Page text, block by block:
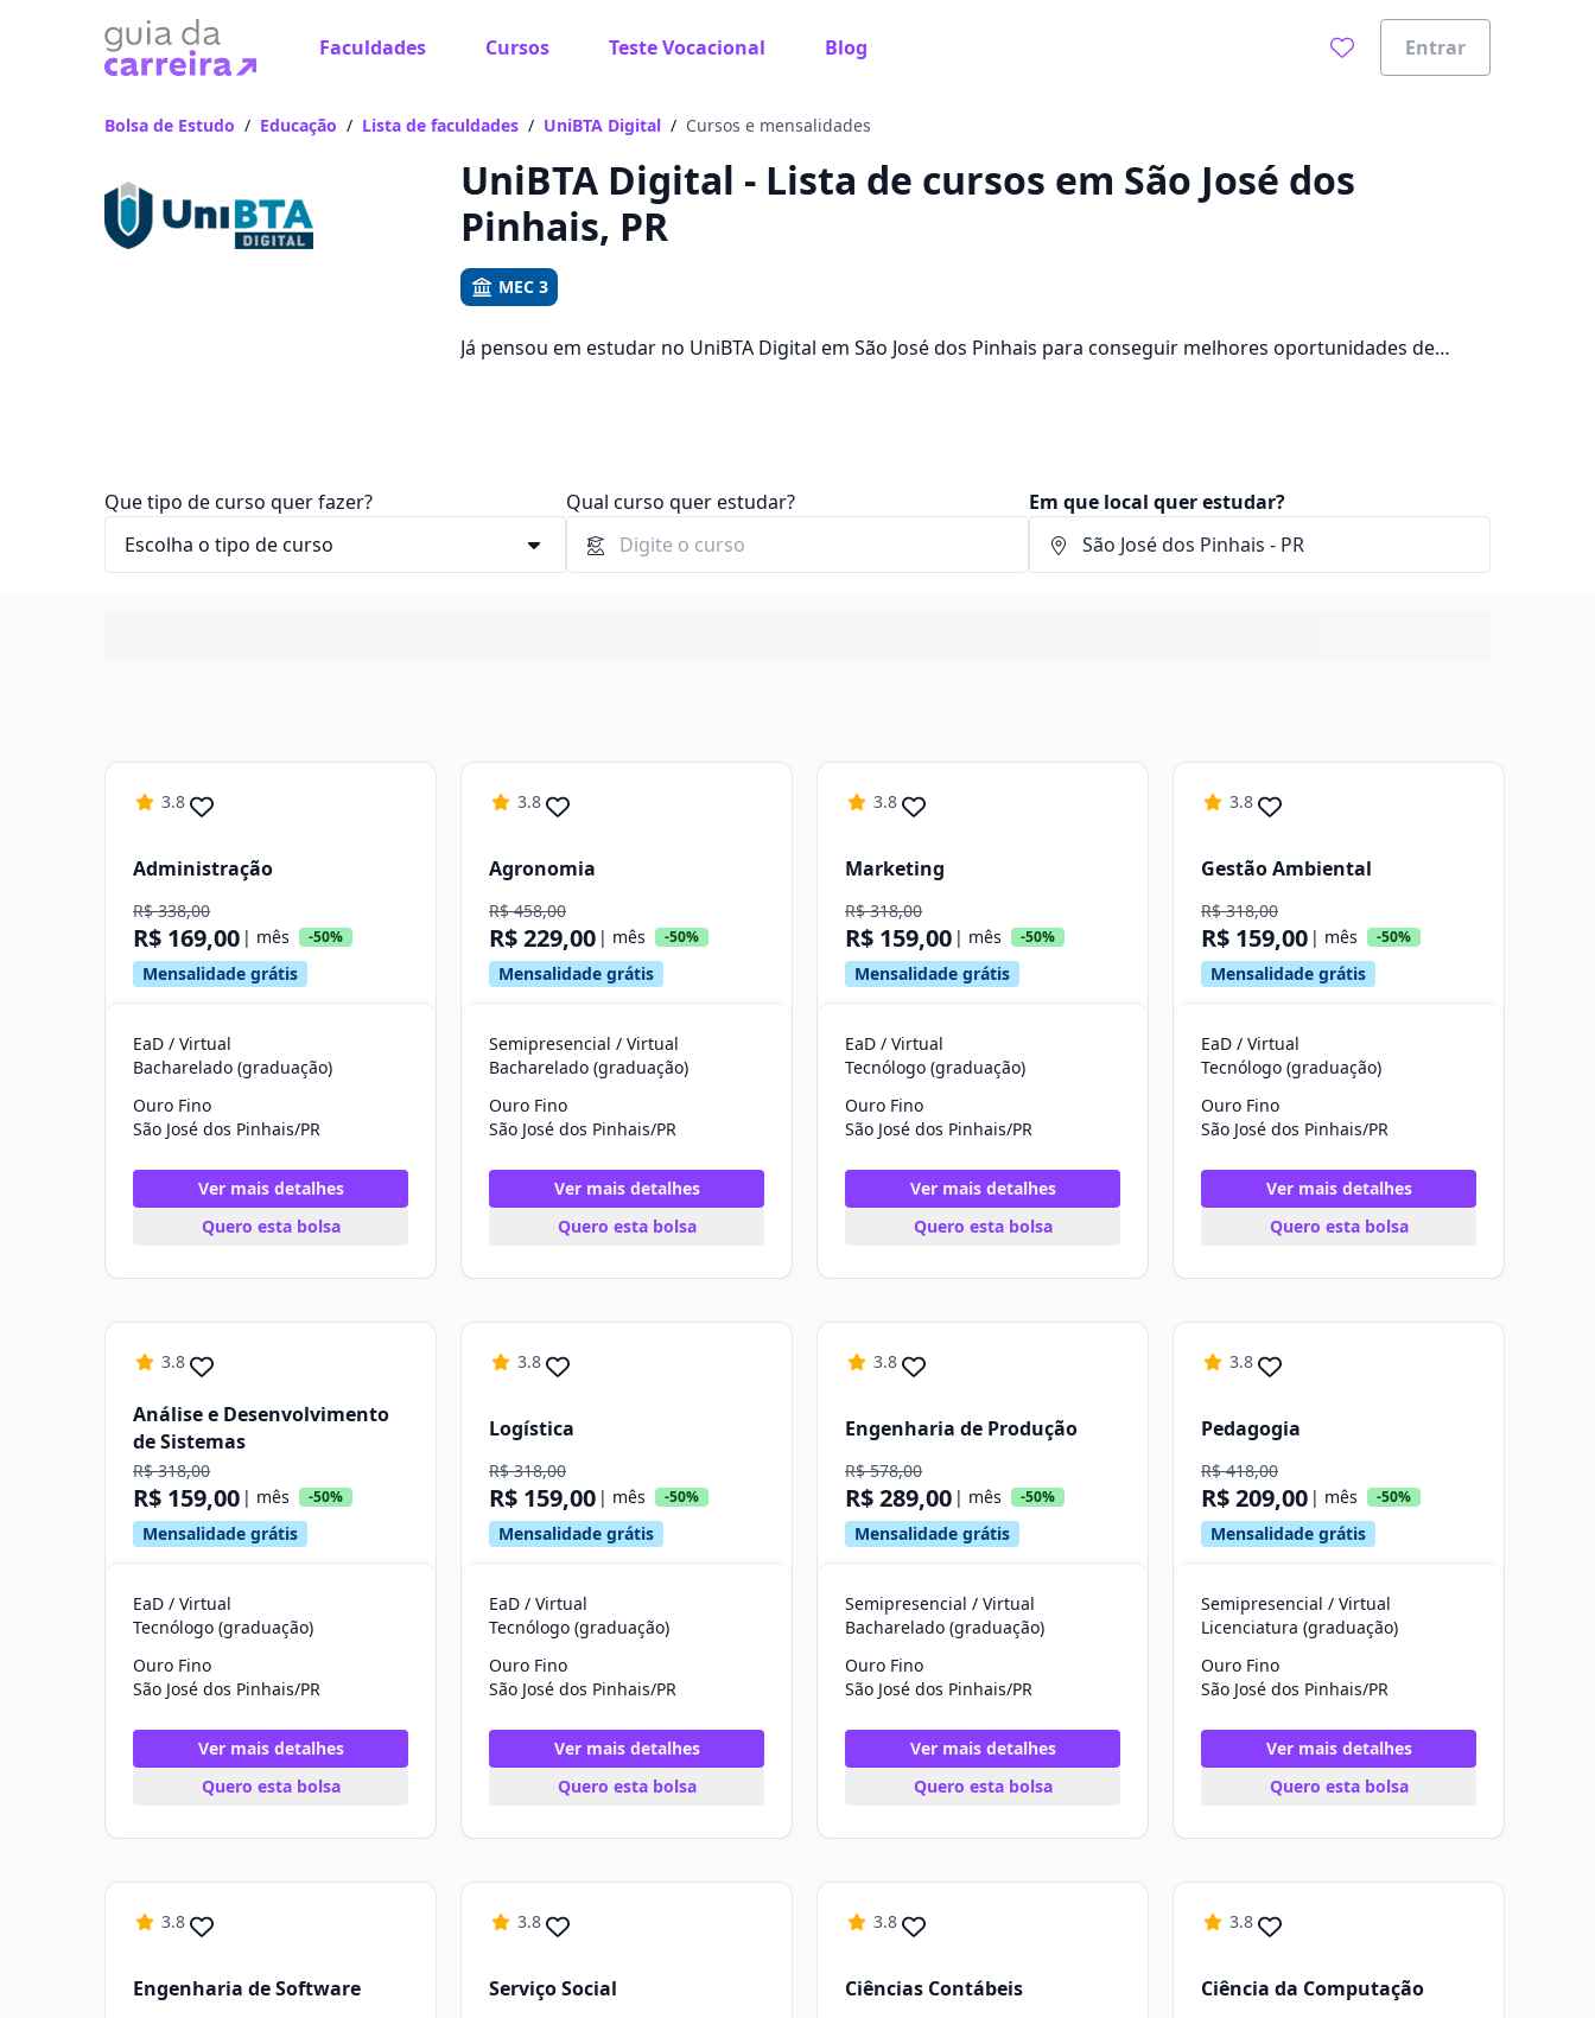
Faculdades Cursos Teste Vocacional Blog Entrar
Vamos te guiar no caminho ideal para seus estudos
Bolsa de Estudo / Educação / Lista de faculdades / UniBTA Digital / Cursos e mensalidades
UniBTA Digital - Lista de cursos em São José dos
Pinhais, PR
MEC 3
Já pensou em estudar no UniBTA Digital em São José dos Pinhais para conseguir melhores oportunidades de
Que tipo de curso quer fazer? Qual curso quer estudar? Em que local quer estudar?
3.8
Administração
R$ 338,00
R$ 169,00 | mês -50%
Mensalidade grátis
EaD / Virtual
Bacharelado (graduação)
Ouro Fino
São José dos Pinhais/PR
Ver mais detalhes
Quero esta bolsa
3.8
Agronomia
R$ 458,00
R$ 229,00 | mês -50%
Mensalidade grátis
Semipresencial / Virtual
Bacharelado (graduação)
Ouro Fino
São José dos Pinhais/PR
Ver mais detalhes
Quero esta bolsa
3.8
Marketing
R$ 318,00
R$ 159,00 | mês -50%
Mensalidade grátis
EaD / Virtual
Tecnólogo (graduação)
Ouro Fino
São José dos Pinhais/PR
Ver mais detalhes
Quero esta bolsa
3.8
Gestão Ambiental
R$ 318,00
R$ 159,00 | mês -50%
Mensalidade grátis
EaD / Virtual
Tecnólogo (graduação)
Ouro Fino
São José dos Pinhais/PR
Ver mais detalhes
Quero esta bolsa
3.8
Análise e Desenvolvimento
de Sistemas
R$ 318,00
R$ 159,00 | mês -50%
Mensalidade grátis
EaD / Virtual
Tecnólogo (graduação)
Ouro Fino
São José dos Pinhais/PR
Ver mais detalhes
Quero esta bolsa
3.8
Logística
R$ 318,00
R$ 159,00 | mês -50%
Mensalidade grátis
EaD / Virtual
Tecnólogo (graduação)
Ouro Fino
São José dos Pinhais/PR
Ver mais detalhes
Quero esta bolsa
3.8
Engenharia de Produção
R$ 578,00
R$ 289,00 | mês -50%
Mensalidade grátis
Semipresencial / Virtual
Bacharelado (graduação)
Ouro Fino
São José dos Pinhais/PR
Ver mais detalhes
Quero esta bolsa
3.8
Pedagogia
R$ 418,00
R$ 209,00 | mês -50%
Mensalidade grátis
Semipresencial / Virtual
Licenciatura (graduação)
Ouro Fino
São José dos Pinhais/PR
Ver mais detalhes
Quero esta bolsa
3.8
Engenharia de Software
3.8
Serviço Social
3.8
Ciências Contábeis
3.8
Ciência da Computação